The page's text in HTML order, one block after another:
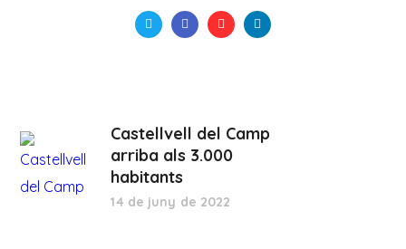
Castellvell del Camp
arriba als 3.000
habitants
14 de juny de 2022